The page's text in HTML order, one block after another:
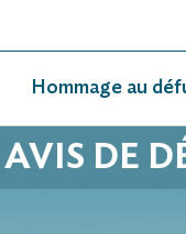
Hommage au
AVIS DE